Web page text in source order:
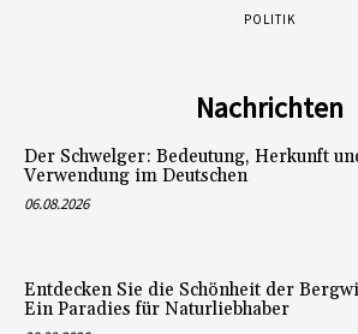
POLITIK
Nachrichten
Der Schwelger: Bedeutung, Herkunft
Verwendung im Deutschen
06.08.2026
Entdecken Sie die Schönheit der
Ein Paradies für Naturliebhaber